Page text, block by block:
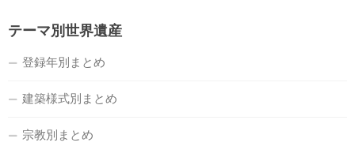
テーマ別世界遺産
登録年別まとめ
建築様式別まとめ
宗教別まとめ